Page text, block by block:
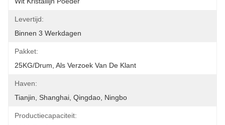
Levertijd:
Binnen 3 Werkdagen
Pakket:
25KG/Drum, Als Verzoek Van De Klant
Haven:
Tianjin, Shanghai, Qingdao, Ningbo
Productiecapaciteit: